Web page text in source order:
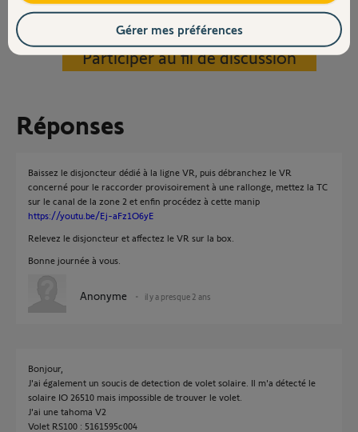
il y a presque 2 ans
Participer au fil de discussion
Réponses
Baissez le disjoncteur dédié à la ligne VR, puis débranchez le VR
concerné pour le raccorder provisoirement à une rallonge, mettez la TC
sur le canal de la zone 2 et enfin procédez à cette manip
https://youtu.be/Ej-aFz1O6yE
Relevez le disjoncteur et affectez le VR sur la box.
Bonne journée à vous.
Anonyme il y a presque 2 ans
Bonjour,
J'ai également un soucis de detection de volet solaire. Il m'a détecté le
solaire IO 26510 mais impossible de trouver le volet.
J'ai une tahoma V2
Volet RS100 : 5161595c004
Gérer mes préférences